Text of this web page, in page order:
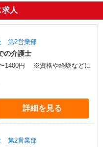
人
第2営業部
の介護士
1400円 ※資格や経験などに
詳細を見る
第2営業部